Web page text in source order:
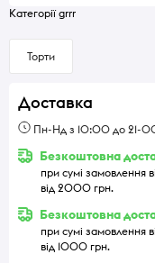
Категорії grrr
Торти
Доставка
Пн-Нд з 10:00 до 21-
Безкоштовна
при сумі замовлення
від 2000 грн.
Безкоштовна
при сумі замовлення
від 1000 грн.